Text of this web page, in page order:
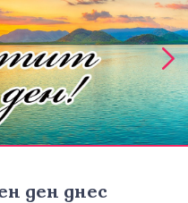
ден днес